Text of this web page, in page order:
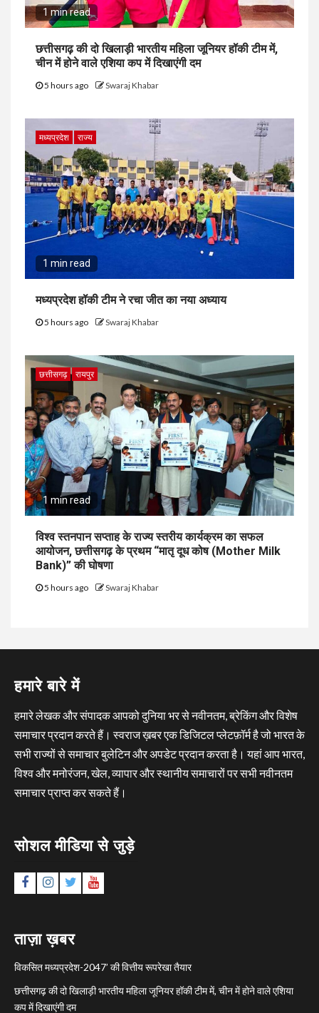
1 min read
छत्तीसगढ़ की दो खिलाड़ी भारतीय महिला जूनियर हॉकी टीम में,
चीन में होने वाले एशिया कप में दिखाएंगी दम
5 hours ago Swaraj Khabar
मध्यप्रदेश राज्य
1 min read
मध्यप्रदेश हॉकी टीम ने रचा जीत का नया अध्याय
5 hours ago Swaraj Khabar
छत्तीसगढ़ रायपुर
1 min read
विश्व स्तनपान सप्ताह के राज्य स्तरीय कार्यक्रम का सफल
आयोजन, छत्तीसगढ़ के प्रथम “मातृ दूध कोष (Mother Milk
Bank)” की घोषणा
5 hours ago Swaraj Khabar
हमारे बारे में
हमारे लेखक और संपादक आपको दुनिया भर से नवीनतम, ब्रेकिंग और विशेष
समाचार प्रदान करते हैं। स्वराज ख़बर एक डिजिटल प्लेटफ़ॉर्म है जो भारत के
सभी राज्यों से समाचार बुलेटिन और अपडेट प्रदान करता है। यहां आप भारत,
विश्व और मनोरंजन, खेल, व्यापार और स्थानीय समाचारों पर सभी नवीनतम
समाचार प्राप्त कर सकते हैं।
सोशल मीडिया से जुड़े
FacebookInstagram
TwitterYouTube
ताज़ा ख़बर
विकसित मध्यप्रदेश-2047’ की वित्तीय रूपरेखा तैयार
छत्तीसगढ़ की दो खिलाड़ी भारतीय महिला जूनियर हॉकी टीम में, चीन में होने वाले एशिया
कप में दिखाएंगी दम